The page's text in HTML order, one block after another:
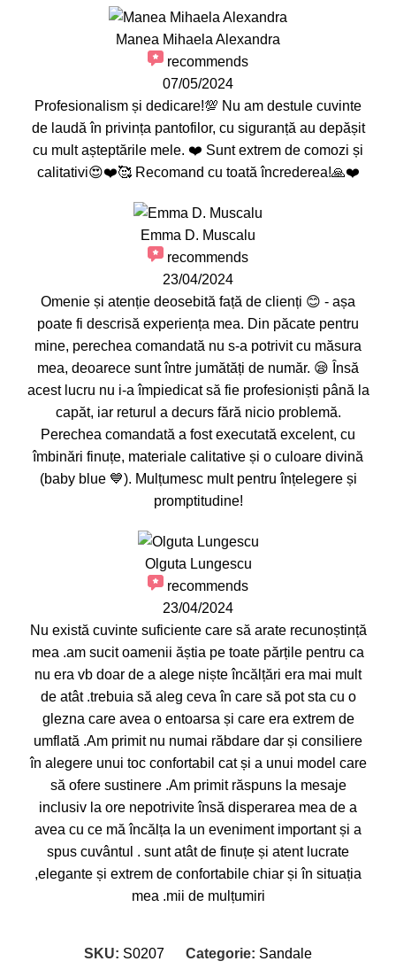
Manea Mihaela Alexandra
recommends
07/05/2024
Profesionalism și dedicare!💯 Nu am destule cuvinte
de laudă în privința pantofilor, cu siguranță au depășit
cu mult așteptările mele. ❤️ Sunt extrem de comozi și
calitativi😍❤️🥰 Recomand cu toată încrederea!🙏❤️
Emma D. Muscalu
recommends
23/04/2024
Omenie și atenție deosebită față de clienți 😊 - așa
poate fi descrisă experiența mea. Din păcate pentru
mine, perechea comandată nu s-a potrivit cu măsura
mea, deoarece sunt între jumătăți de număr. 😪 Însă
acest lucru nu i-a împiedicat să fie profesioniști până la
capăt, iar returul a decurs fără nicio problemă.
Perechea comandată a fost executată excelent, cu
îmbinări finuțe, materiale calitative și o culoare divină
(baby blue 💙). Mulțumesc mult pentru înțelegere și
promptitudine!
Olguta Lungescu
recommends
23/04/2024
Nu există cuvinte suficiente care să arate recunoștință
mea .am sucit oamenii ăștia pe toate părțile pentru ca
nu era vb doar de a alege niște încălțări era mai mult
de atât .trebuia să aleg ceva în care să pot sta cu o
glezna care avea o entoarsa și care era extrem de
umflată .Am primit nu numai răbdare dar și consiliere
în alegere unui toc confortabil cat și a unui model care
să ofere sustinere .Am primit răspuns la mesaje
inclusiv la ore nepotrivite însă disperarea mea de a
avea cu ce mă încălța la un eveniment important și a
spus cuvântul . sunt atât de finuțe și atent lucrate
,elegante și extrem de confortabile chiar și în situația
mea .mii de mulțumiri
SKU: S0207 Categorie: Sandale